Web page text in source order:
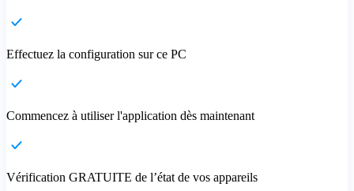
Effectuez la configuration sur ce PC
Commencez à utiliser l'application dès maintenant
Vérification GRATUITE de l’état de vos appareils